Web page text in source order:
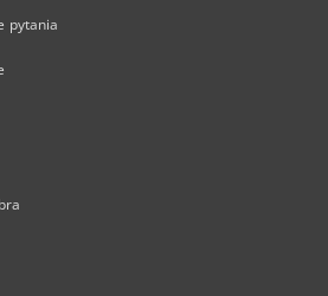
pytania